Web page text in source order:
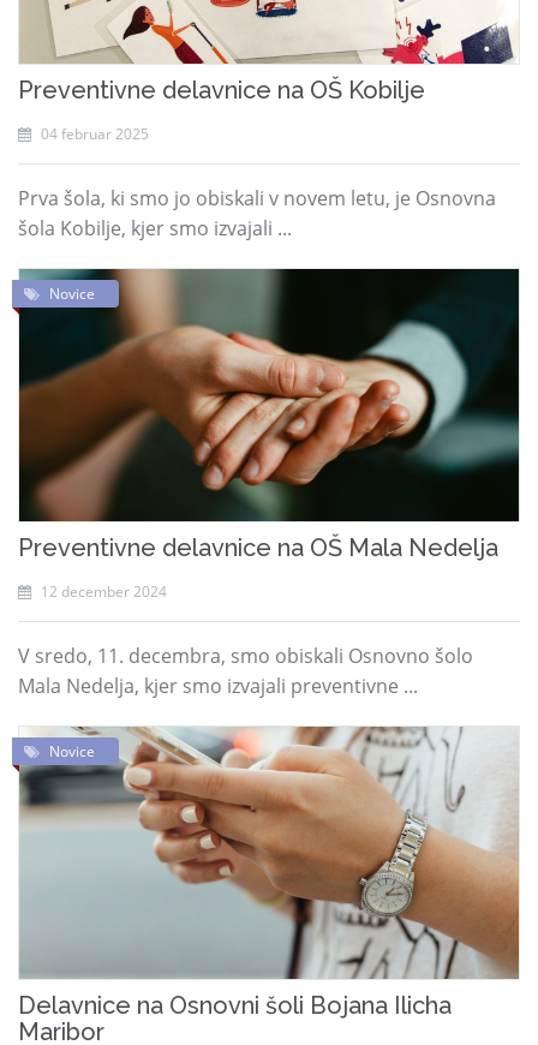
Preventivne delavnice na OŠ Kobilje
04 februar 2025
Prva šola, ki smo jo obiskali v novem letu, je Osnovna
šola Kobilje, kjer smo izvajali ...
Novice
Preventivne delavnice na OŠ Mala Nedelja
12 december 2024
V sredo, 11. decembra, smo obiskali Osnovno šolo
Mala Nedelja, kjer smo izvajali preventivne ...
Novice
Delavnice na Osnovni šoli Bojana Ilicha
Maribor